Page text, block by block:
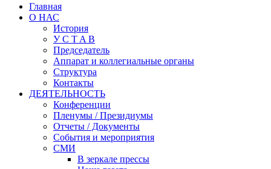
Главная
О НАС
История
У С T A B
Председатель
Аппарат и коллегиальные органы
Структура
Контакты
ДЕЯТЕЛЬНОСТЬ
Конференции
Пленумы / Президиумы
Отчеты / Документы
События и мероприятия
СМИ
В зеркале прессы